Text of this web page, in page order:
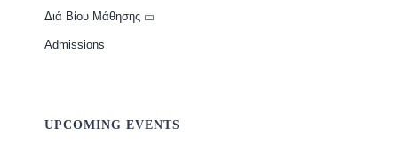
Διά Βίου Μάθησης
Admissions
UPCOMING EVENTS